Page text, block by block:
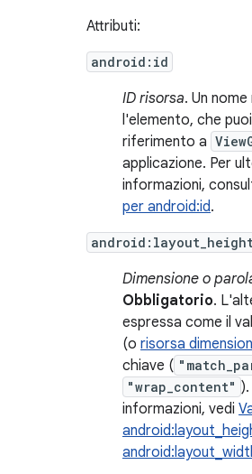
Attributi:
android:id
ID risorsa. Un
l'elemento, che
riferimento a
applicazione. Per
informazioni,
per android:id.
Dimensione o
Obbligatorio.
espressa come il
(o risorsa
chiave (
"wrap_content"
informazioni, vedi